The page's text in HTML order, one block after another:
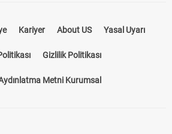
Kariyer About US Yasal Uyarı
Gizlilik Politikası
Metni Kurumsal